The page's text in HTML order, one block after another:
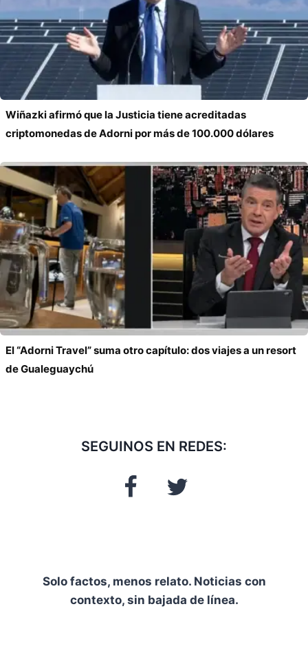
Wiñazki afirmó que la Justicia tiene acreditadas
criptomonedas de Adorni por más de 100.000 dólares
El “Adorni Travel” suma otro capítulo: dos viajes a un resort
de Gualeguaychú
SEGUINOS EN REDES:
Solo factos, menos relato. Noticias con
contexto, sin bajada de línea.